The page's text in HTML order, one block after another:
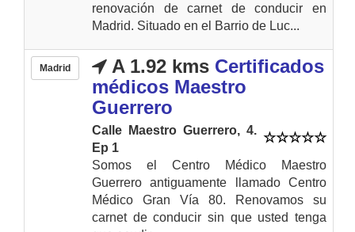
renovación de carnet de conducir en
Madrid. Situado en el Barrio de Luc...
Madrid A 1.92 kms Certificados
médicos Maestro
Guerrero
Calle Maestro Guerrero, 4.
Ep 1
Somos el Centro Médico Maestro
Guerrero antiguamente llamado Centro
Médico Gran Vía 80. Renovamos su
carnet de conducir sin que usted tenga